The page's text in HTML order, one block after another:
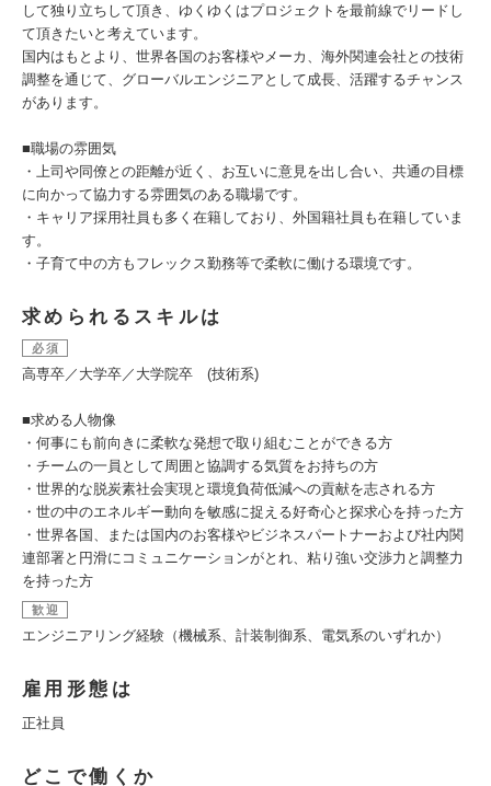
して独り立ちして頂き、ゆくゆくはプロジェクトを最前線でリードし
て頂きたいと考えています。
国内はもとより、世界各国のお客様やメーカ、海外関連会社との技術
調整を通じて、グローバルエンジニアとして成長、活躍するチャンス
があります。
■職場の雰囲気
・上司や同僚との距離が近く、お互いに意見を出し合い、共通の目標
に向かって協力する雰囲気のある職場です。
・キャリア採用社員も多く在籍しており、外国籍社員も在籍していま
す。
・子育て中の方もフレックス勤務等で柔軟に働ける環境です。
求められるスキルは
必須
高専卒／大学卒／大学院卒 (技術系)
■求める人物像
・何事にも前向きに柔軟な発想で取り組むことができる方
・チームの一員として周囲と協調する気質をお持ちの方
・世界的な脱炭素社会実現と環境負荷低減への貢献を志される方
・世の中のエネルギー動向を敏感に捉える好奇心と探求心を持った方
・世界各国、または国内のお客様やビジネスパートナーおよび社内関
連部署と円滑にコミュニケーションがとれ、粘り強い交渉力と調整力
を持った方
歓迎
エンジニアリング経験（機械系、計装制御系、電気系のいずれか）
雇用形態は
正社員
どこで働くか